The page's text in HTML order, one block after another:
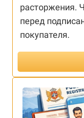
расторжения.
перед
покупателя.